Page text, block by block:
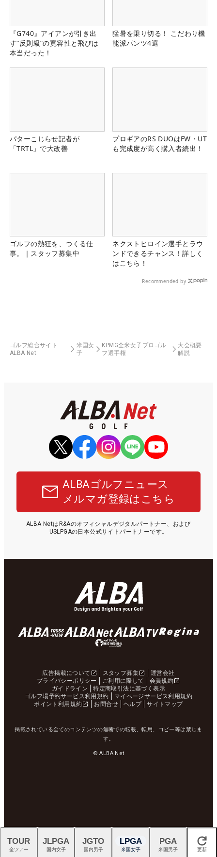
『G740』アイアンが引き出
す“反則級”の寛容性と飛びは
本当だった！
猛暑を乗り切る！ こだわり機
能派パンツ4選
パターこじらせ記者が
「TRTL」で大改善
プロギアのRS DUOはFW・UT
も完成度が高く購入者続出！
ゴルフの熱狂を、つくる仕
事。｜スタッフ募集中
ネクストヒロイン選手とラウ
ンドできるチャンス！詳しく
はこちら！
Recommended by
ゴルフ総合サイト
ALBA Net
米国女
子
KPMG全米女子プロゴル
フ選手権
大会概要
解説
ALBAゴルフニュース
メルマガ登録はこちら
ALBA NetはR&Aのオフィシャルデジタルパートナー、および
USLPGAの日本公式サイトパートナーです。
広告掲載について スタッフ募集
運営会社
プライバシーポリシー
ご利用に際して
会員規約
ガイドライン
特定商取引法に基づく表示
ゴルフ場予約サービス利用規約
マイページサービス利用規約
ポイント利用規約
お問合せ ヘルプ サイトマップ
掲載されている全てのコンテンツの無断での転載、転用、コピー等は禁じま
す。
© ALBA Net
閉じる
TOUR
全ツアー
JLPGA
国内女子
JGTO
国内男子
LPGA
米国女子
PGA
米国男子 更新